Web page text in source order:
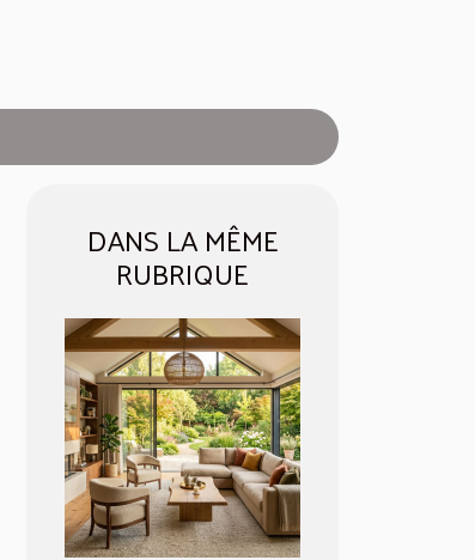
DANS LA MÊME
RUBRIQUE